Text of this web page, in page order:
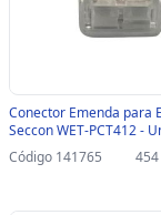
Conector Emenda para
Seccon WET-PCT412 -
WET-PCT412
Código 141765